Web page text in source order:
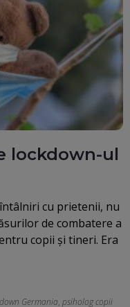
lockdown-ul
cu prietenii, nu
de combatere a
copii şi tineri. Era
Germania, psiholog copii